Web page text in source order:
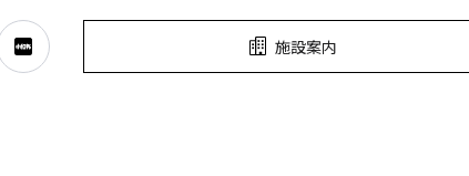
施設案内